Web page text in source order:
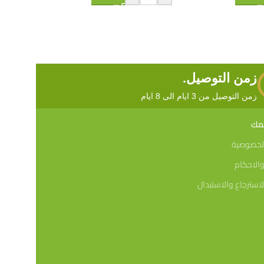
زمن التوصيل.
زمن التوصيل من 3 ايام الى 8 ايام
والاستبدال